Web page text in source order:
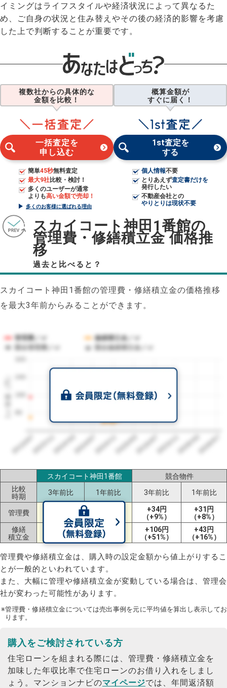
イミングはライフスタイルや経済状況によって異なるた
め、ご自身の状況と住み替えやその後の経済的影響を考慮
した上で判断することが重要です。
複数社からの具体的な
金額を比較！
一括査定を
申し込む
簡単45秒無料査定
最大9社比較・検討！
多くのユーザーが通常
よりも高い金額で売却！
多くのお客様に選ばれる理由
概算金額が
すぐに届く！
1st査定を
する
個人情報不要
とりあえず査定書だけを
発行したい
不動産会社との
やりとりは現状不要
スカイコート神田1番館の
管理費・修繕積立金 価格推
移
過去と比べると？
スカイコート神田1番館の管理費・修繕積立金の価格推移
を最大3年前からみることができます。
1㎡単価（円）
管理費／㎡
修繕積立金／㎡
競合管理費／㎡
競合修繕積立金／㎡
2023/072023/112024/032024/072024/112025/032025/072025/112026/032026/07
スカイコート神田1番館
競合物件
比較
時期
3年前比 1年前比 3年前比 1年前比
管理費
+34円
（+9%）
+31円
（+8%）
修繕
積立金
ー ー
+106円
（+51%）
+43円
（+16%）
管理費や修繕積立金は、購入時の設定金額から値上がりするこ
とが一般的といわれています。
また、大幅に管理や修繕積立金が変動している場合は、管理会
社が変わった可能性があります。
※管理費・修繕積立金については売出事例を元に平均値を算出し表示してお
ります。
購入をご検討されている方
住宅ローンを組まれる際には、管理費・修繕積立金を
加味した年収比率で住宅ローンのお借り入れをしまし
ょう。 マンションナビのマイページでは、年間返済額